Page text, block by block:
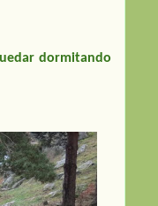
dormitando